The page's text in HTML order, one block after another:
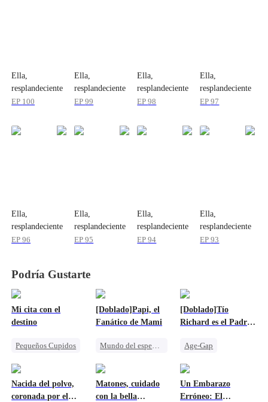
Ella,
resplandeciente
EP 100
Ella,
resplandeciente
EP99
Ella,
resplandeciente
EP98
Ella,
resplandeciente
EP97
Ella,
resplandeciente
EP96
Ella,
resplandeciente
EP95
Ella,
resplandeciente
EP94
Ella,
resplandeciente
EP93
Podría Gustarte
Mi cita con el
destino
Pequeños Cupidos
Bebés Lindos
[Doblado]Papi, el
Fanático de Mami
Mundo del espectáculo
Pequeños Cupidos
[Doblado]Tío
Richard es el Padre
Age-Gap
Embarazada
Nacida del polvo,
coronada por el
Matones, cuidado
con la bella
Un Embarazo
Erróneo: El